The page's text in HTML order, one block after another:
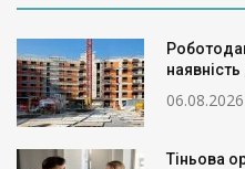
06.08.2026
Тіньова